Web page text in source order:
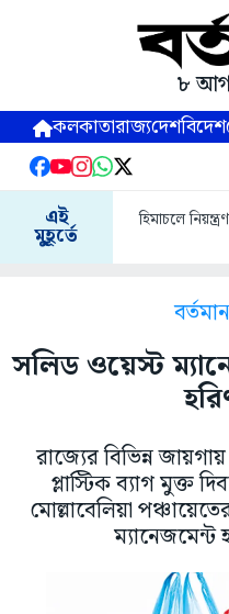
৮
কলকাতারাজ্যদেশবিদেশ
এই
মুহূর্তে
হিমাচলে
বর্তমান
সলিড ওয়েস্ট
রাজ্যের বিভিন্ন
প্লাস্টিক ব্যাগ মুক্ত
মোল্লাবেলিয়া
ম্যানেজমেন্ট